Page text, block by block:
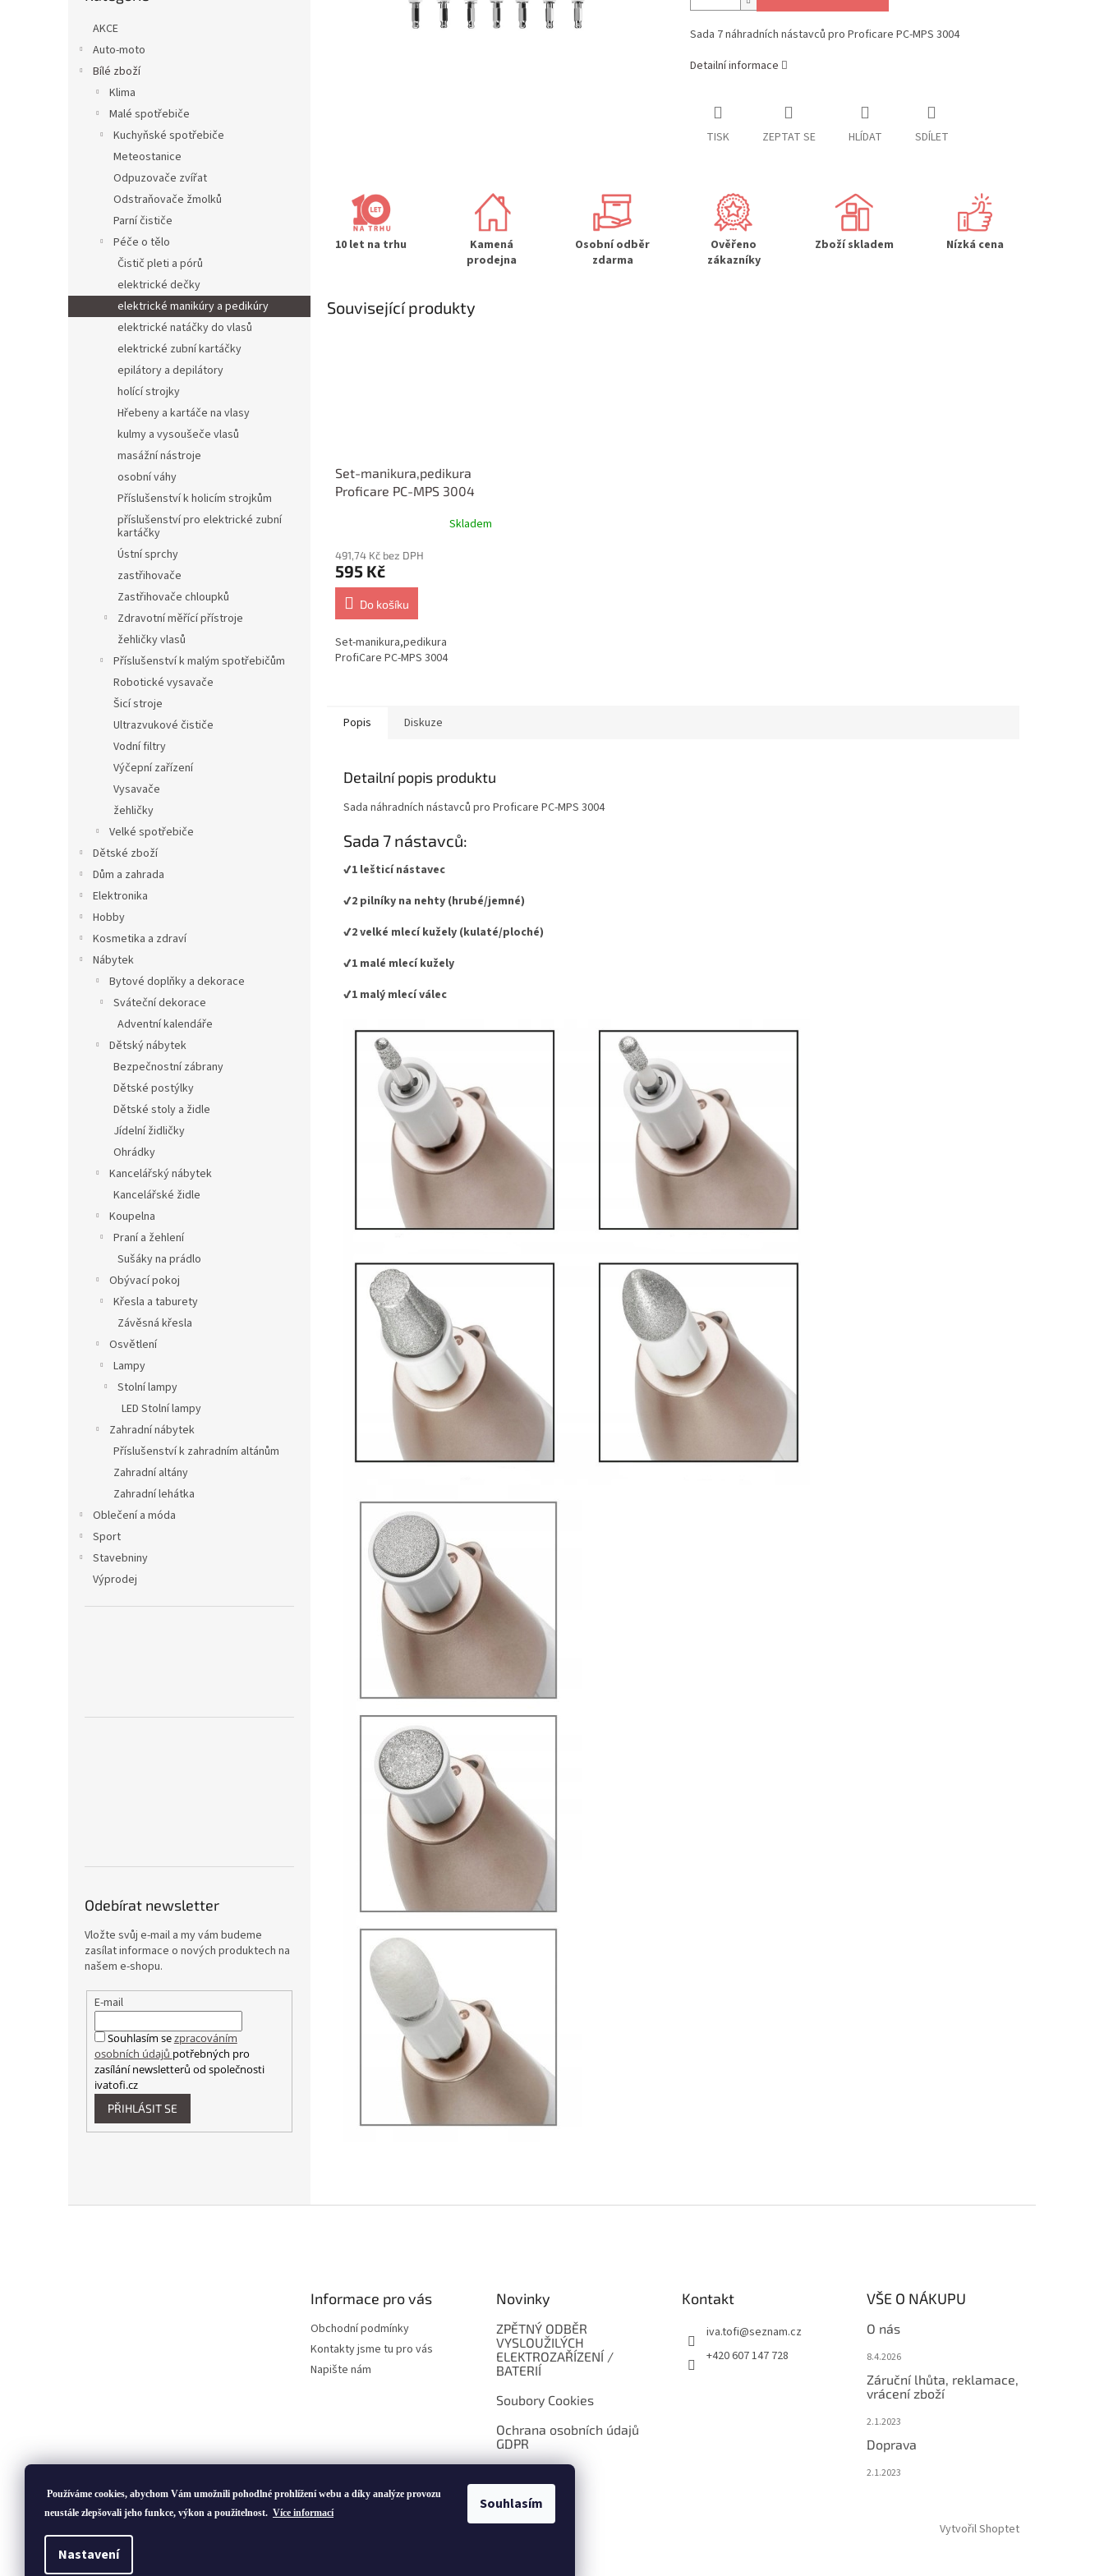
Používáme cookies, abychom Vám umožnili pohodlné prohlížení webu a díky analýze provozu
neustále zlepšovali jeho funkce, výkon a použitelnost. Více informací
Nastavení
Souhlasím
AKCE
Auto-moto
Bílé zboží
Klima
Malé spotřebiče
Kuchyňské spotřebiče
Meteostanice
Odpuzovače zvířat
Odstraňovače žmolků
Parní čističe
Péče o tělo
Čistič pleti a pórů
elektrické dečky
elektrické manikúry a pedikúry
elektrické natáčky do vlasů
elektrické zubní kartáčky
epilátory a depilátory
holící strojky
Hřebeny a kartáče na vlasy
kulmy a vysoušeče vlasů
masážní nástroje
osobní váhy
Příslušenství k holicím strojkům
příslušenství pro elektrické zubní
kartáčky
Ústní sprchy
zastřihovače
Zastřihovače chloupků
Zdravotní měřící přístroje
žehličky vlasů
Příslušenství k malým spotřebičům
Robotické vysavače
Šicí stroje
Ultrazvukové čističe
Vodní filtry
Výčepní zařízení
Vysavače
žehličky
Velké spotřebiče
Dětské zboží
Dům a zahrada
Elektronika
Hobby
Kosmetika a zdraví
Nábytek
Bytové doplňky a dekorace
Sváteční dekorace
Adventní kalendáře
Dětský nábytek
Bezpečnostní zábrany
Dětské postýlky
Dětské stoly a židle
Jídelní židličky
Ohrádky
Kancelářský nábytek
Kancelářské židle
Koupelna
Praní a žehlení
Sušáky na prádlo
Obývací pokoj
Křesla a taburety
Závěsná křesla
Osvětlení
Lampy
Stolní lampy
LED Stolní lampy
Zahradní nábytek
Příslušenství k zahradním altánům
Zahradní altány
Zahradní lehátka
Oblečení a móda
Sport
Stavebniny
Výprodej
Odebírat newsletter
Vložte svůj e-mail a my vám budeme
zasílat informace o nových produktech na
našem e-shopu.
E-mail
Souhlasím sezpracováním
osobních údajů potřebných pro
zasílání newsletterů od společnosti
ivatofi.cz
PŘIHLÁSIT SE
Sada 7 náhradních nástavců pro Proficare PC-MPS 3004
Detailní informace
TISK ZEPTAT SE HLÍDAT SDÍLET
10 let na trhu
Kamená
prodejna
Osobní odběr
zdarma
Ověřeno
zákazníky
Zboží skladem Nízká cena
Související produkty
Set-manikura,pedikura
Proficare PC-MPS 3004
Skladem
491,74 Kč bez DPH
595 Kč
Do košíku
Set-manikura,pedikura
ProfiCare PC-MPS 3004
Popis Diskuze
Detailní popis produktu
Sada náhradních nástavců pro Proficare PC-MPS 3004
Sada 7 nástavců:
✔️1 lešticí nástavec
✔️2 pilníky na nehty (hrubé/jemné)
✔️2 velké mlecí kužely (kulaté/ploché)
✔️1 malé mlecí kužely
✔️1 malý mlecí válec
Informace pro vás
Obchodní podmínky
Kontakty jsme tu pro vás
Napište nám
Novinky
ZPĚTNÝ ODBĚR
VYSLOUŽILÝCH
ELEKTROZAŘÍZENÍ /
BATERIÍ
Soubory Cookies
Ochrana osobních údajů
GDPR
Kontakt
iva.tofi@seznam.cz
+420 607 147 728
VŠE O NÁKUPU
O nás
8.4.2026
Záruční lhůta, reklamace,
vrácení zboží
2.1.2023
Doprava
2.1.2023
Vytvořil Shoptet